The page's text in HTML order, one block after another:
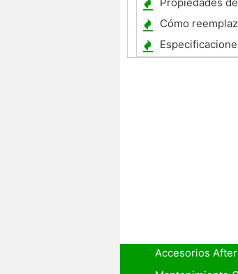
refrigerante
Cómo
Expedition
Accesorios